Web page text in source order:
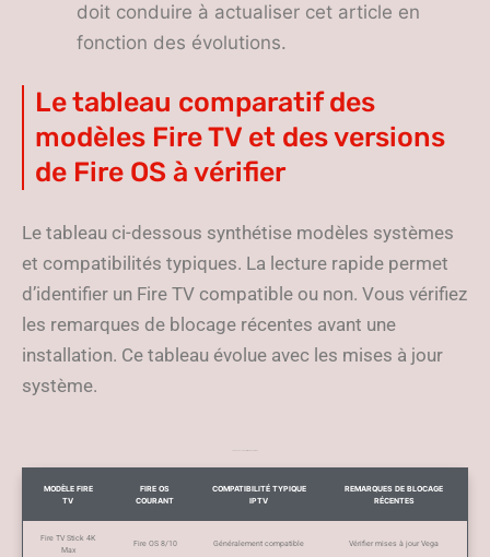
doit conduire à actualiser cet article en
fonction des évolutions.
Le tableau comparatif des
modèles Fire TV et des versions
de Fire OS à vérifier
Le tableau ci-dessous synthétise modèles systèmes
et compatibilités typiques. La lecture rapide permet
d’identifier un Fire TV compatible ou non. Vous vérifiez
les remarques de blocage récentes avant une
installation. Ce tableau évolue avec les mises à jour
système.
MODÈLE FIRE
TV
FIRE OS
COURANT
COMPATIBILITÉ TYPIQUE
IPTV
REMARQUES DE BLOCAGE
RÉCENTES
Fire TV Stick 4K
Max
Fire OS 8/10 Généralement compatible Vérifier mises à jour Vega